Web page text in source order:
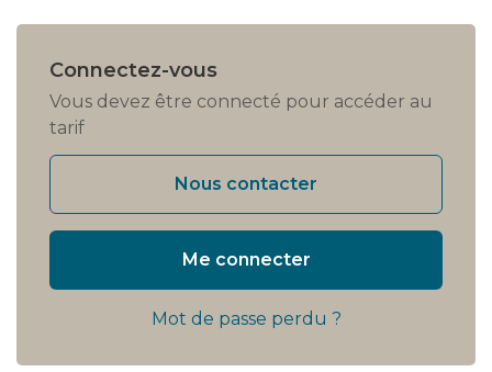
Connectez-vous
Vous devez être connecté pour accéder au
tarif
Nous contacter
Me connecter
Mot de passe perdu ?